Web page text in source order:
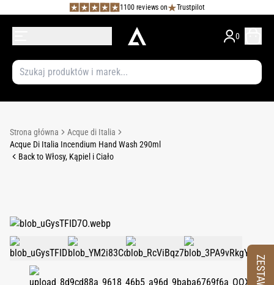
1100 reviews on Trustpilot
0
Strona główna
Acque di Italia
Acque Di Italia Incendium Hand Wash 290ml
Back to Włosy, Kąpiel i Ciało